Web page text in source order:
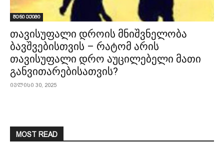
შენი ექიმი
თავისუფალი დროის მნიშვნელობა
ბავშვებისთვის – რატომ არის
თავისუფალი დრო აუცილებელი მათი
განვითარებისათვის?
ივლისი 30, 2025
MOST READ